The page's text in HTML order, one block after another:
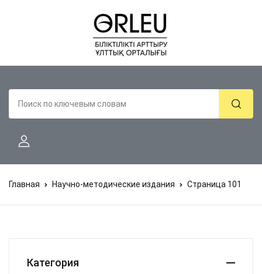
Главная Научно-методические издания Страница 101
Категория